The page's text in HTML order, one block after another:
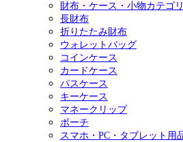
財布・ケース・小物カテゴ
長財布
折りたたみ財布
ウォレットバッグ
コインケース
カードケース
パスケース
キーケース
マネークリップ
ポーチ
スマホ・PC・タブレット用